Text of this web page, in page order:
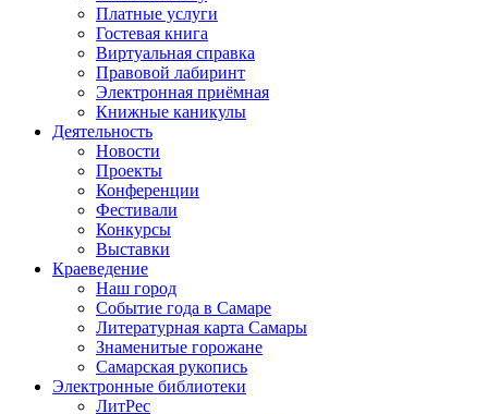
Платные услуги
Гостевая книга
Виртуальная справка
Правовой лабиринт
Электронная приёмная
Книжные каникулы
Деятельность
Новости
Проекты
Конференции
Фестивали
Конкурсы
Выставки
Краеведение
Наш город
Событие года в Самаре
Литературная карта Самары
Знаменитые горожане
Самарская рукопись
Электронные библиотеки
ЛитРес